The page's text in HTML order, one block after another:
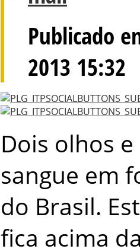
Publicado
2013 15:32
Dois olhos
sangue em
do Brasil.
fica acima